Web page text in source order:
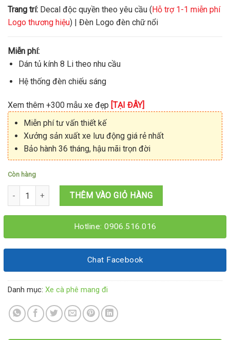
Trang trí: Decal độc quyền theo yêu cầu (Hỗ trợ 1-1 miễn phí
Logo thương hiệu) | Đèn Logo đèn chữ nổi
Miễn phí:
Dán tủ kính 8 Li theo nhu cầu
Hệ thống đèn chiếu sáng
Xem thêm +300 mẫu xe đẹp [TẠI ĐÂY]
Miễn phí tư vấn thiết kế
Xưởng sản xuất xe lưu động giá rẻ nhất
Bảo hành 36 tháng, hậu mãi trọn đời
Còn hàng
Xe cà phê nguyên chất 1M2x60x2M số lượng
THÊM VÀO GIỎ HÀNG
Hotline: 0906.516.016
Chat Facebook
Danh mục: Xe cà phê mang đi